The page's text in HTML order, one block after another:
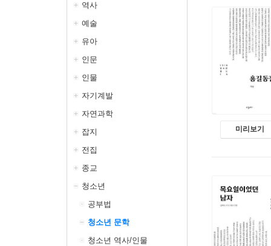
역사
예술
유아
인문
인물
자기계발
자연과학
잡지
전집
종교
청소년
공부법
청소년 문학
청소년 역사/인물
미리보기